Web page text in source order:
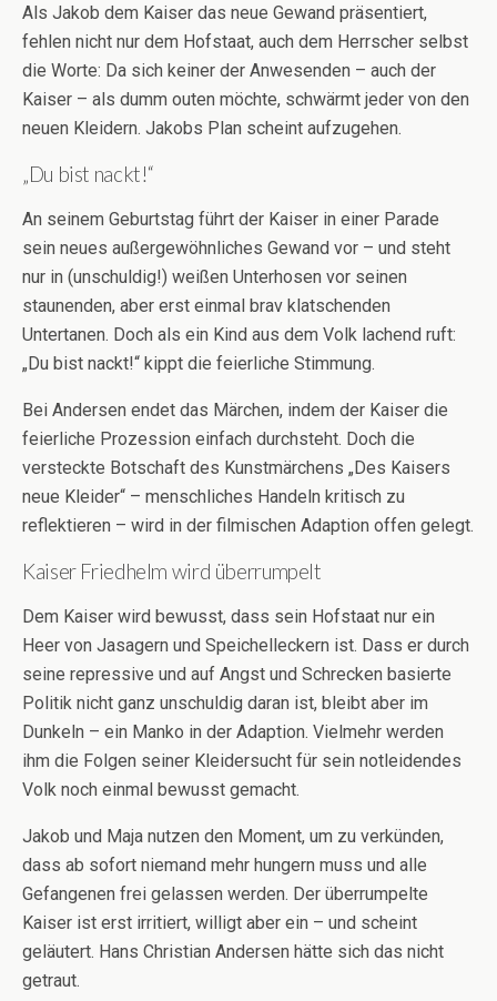
Als Jakob dem Kaiser das neue Gewand präsentiert,
fehlen nicht nur dem Hofstaat, auch dem Herrscher selbst
die Worte: Da sich keiner der Anwesenden – auch der
Kaiser – als dumm outen möchte, schwärmt jeder von den
neuen Kleidern. Jakobs Plan scheint aufzugehen.
„Du bist nackt!“
An seinem Geburtstag führt der Kaiser in einer Parade
sein neues außergewöhnliches Gewand vor – und steht
nur in (unschuldig!) weißen Unterhosen vor seinen
staunenden, aber erst einmal brav klatschenden
Untertanen. Doch als ein Kind aus dem Volk lachend ruft:
„Du bist nackt!“ kippt die feierliche Stimmung.
Bei Andersen endet das Märchen, indem der Kaiser die
feierliche Prozession einfach durchsteht. Doch die
versteckte Botschaft des Kunstmärchens „Des Kaisers
neue Kleider“ – menschliches Handeln kritisch zu
reflektieren – wird in der filmischen Adaption offen gelegt.
Kaiser Friedhelm wird überrumpelt
Dem Kaiser wird bewusst, dass sein Hofstaat nur ein
Heer von Jasagern und Speichelleckern ist. Dass er durch
seine repressive und auf Angst und Schrecken basierte
Politik nicht ganz unschuldig daran ist, bleibt aber im
Dunkeln – ein Manko in der Adaption. Vielmehr werden
ihm die Folgen seiner Kleidersucht für sein notleidendes
Volk noch einmal bewusst gemacht.
Jakob und Maja nutzen den Moment, um zu verkünden,
dass ab sofort niemand mehr hungern muss und alle
Gefangenen frei gelassen werden. Der überrumpelte
Kaiser ist erst irritiert, willigt aber ein – und scheint
geläutert. Hans Christian Andersen hätte sich das nicht
getraut.